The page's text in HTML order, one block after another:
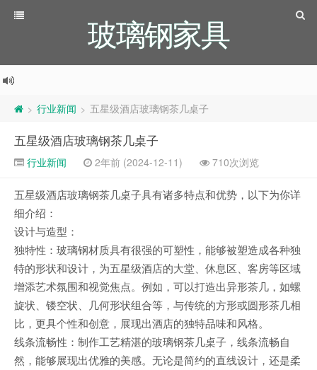
玻璃钢家具
> 行业新闻 > 五星级酒店玻璃钢茶几桌子
五星级酒店玻璃钢茶几桌子
行业新闻 2年前 (2024-12-11) 710次浏览
五星级酒店玻璃钢茶几桌子具有诸多特点和优势，以下为你详
细介绍：
设计与造型：
独特性：玻璃钢材质具有很强的可塑性，能够被塑造成各种独
特的形状和设计，为五星级酒店的大堂、休息区、客房等区域
增添艺术氛围和视觉焦点。例如，可以打造出异形茶几，如螺
旋状、镂空状、几何形状组合等，与传统的方形或圆形茶几相
比，更具个性和创意，展现出酒店的独特品味和风格。
线条流畅性：制作工艺精湛的玻璃钢茶几桌子，线条流畅自
然，能够展现出优雅的美感。无论是简约的直线设计，还是柔